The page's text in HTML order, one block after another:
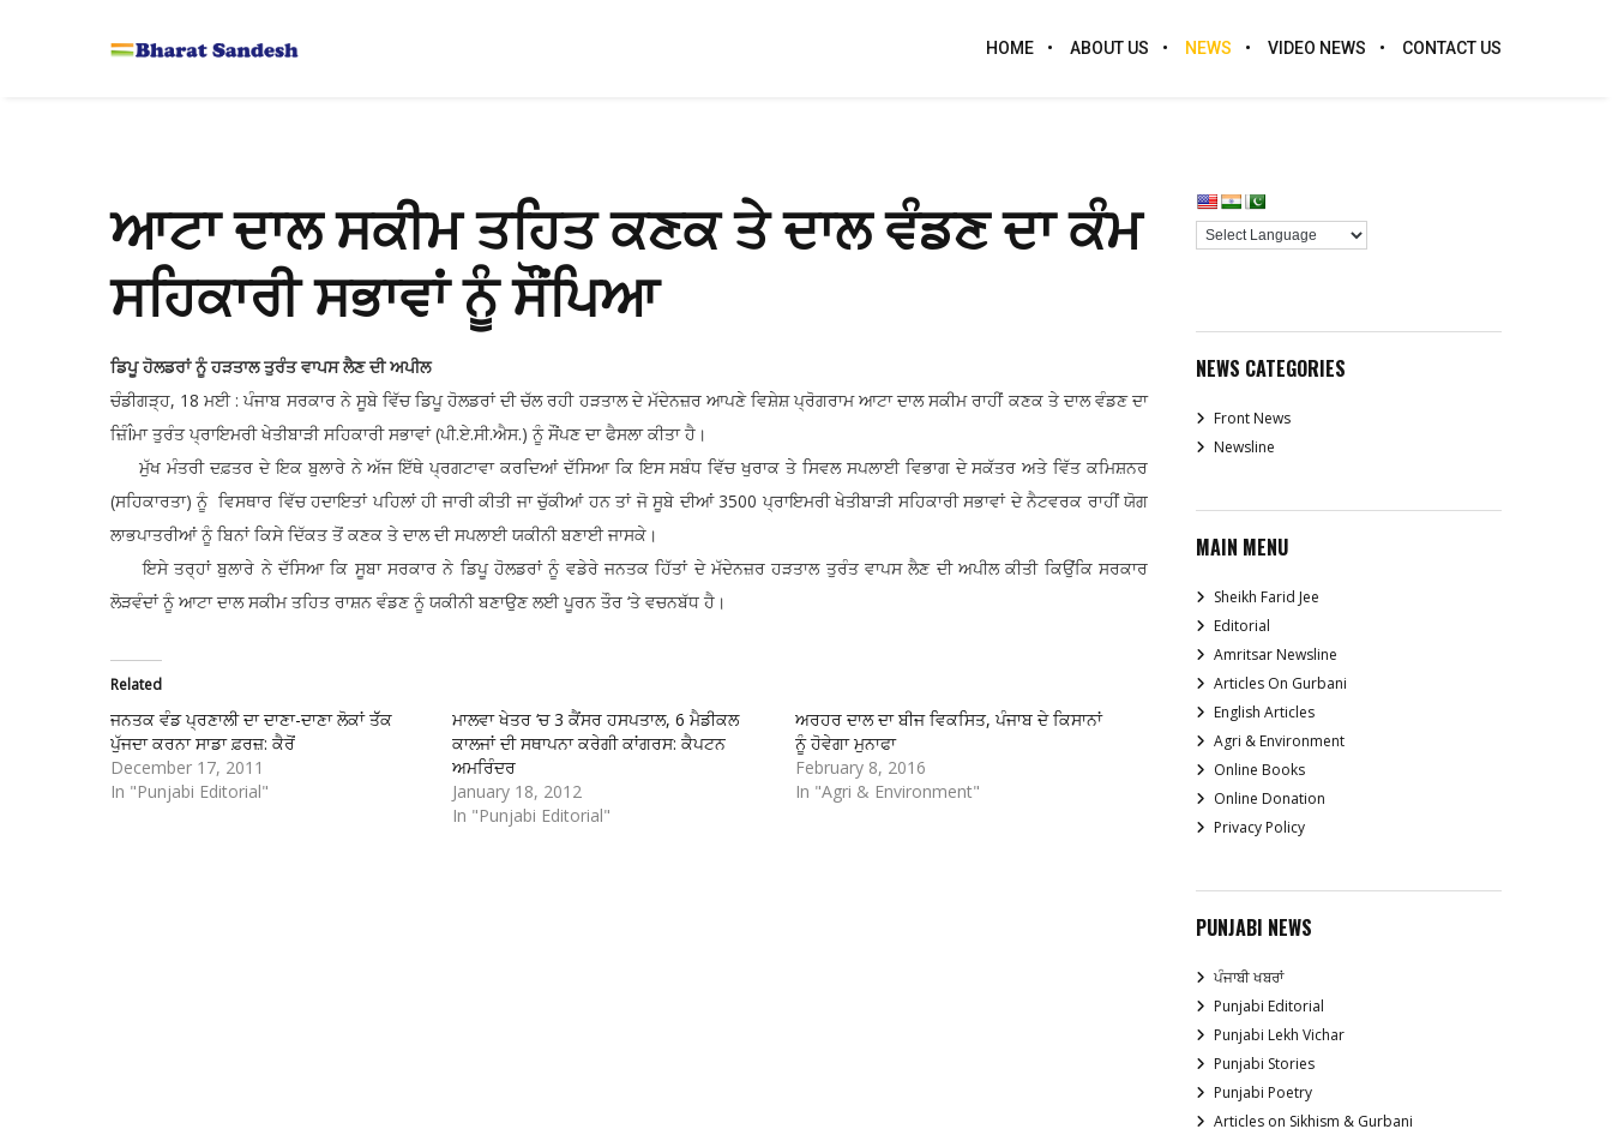
HOME ABOUT US NEWS VIDEO NEWS CONTACT US
ਆਟਾ ਦਾਲ ਸਕੀਮ ਤਹਿਤ ਕਣਕ ਤੇ ਦਾਲ ਵੰਡਣ ਦਾ ਕੰਮ
ਸਹਿਕਾਰੀ ਸਭਾਵਾਂ ਨੂੰ ਸੌਂਪਿਆ
ਡਿਪੂ ਹੋਲਡਰਾਂ ਨੂੰ ਹੜਤਾਲ ਤੁਰੰਤ ਵਾਪਸ ਲੈਣ ਦੀ ਅਪੀਲ
ਚੰਡੀਗੜ੍ਹ, 18 ਮਈ : ਪੰਜਾਬ ਸਰਕਾਰ ਨੇ ਸੂਬੇ ਵਿੱਚ ਡਿਪੂ ਹੋਲਡਰਾਂ ਦੀ ਚੱਲ ਰਹੀ ਹੜਤਾਲ ਦੇ ਮੱਦੇਨਜ਼ਰ ਆਪਣੇ ਵਿਸ਼ੇਸ਼ ਪ੍ਰੋਗਰਾਮ ਆਟਾ ਦਾਲ ਸਕੀਮ ਰਾਹੀਂ ਕਣਕ ਤੇ ਦਾਲ ਵੰਡਣ ਦਾ
ਜ਼ਿੰÎਮਾ ਤੁਰੰਤ ਪ੍ਰਾਇਮਰੀ ਖੇਤੀਬਾੜੀ ਸਹਿਕਾਰੀ ਸਭਾਵਾਂ (ਪੀ.ਏ.ਸੀ.ਐਸ.) ਨੂੰ ਸੌਂਪਣ ਦਾ ਫੈਸਲਾ ਕੀਤਾ ਹੈ।
ਮੁੱਖ ਮੰਤਰੀ ਦਫ਼ਤਰ ਦੇ ਇਕ ਬੁਲਾਰੇ ਨੇ ਅੱਜ ਇੱਥੇ ਪ੍ਰਗਟਾਵਾ ਕਰਦਿਆਂ ਦੱਸਿਆ ਕਿ ਇਸ ਸਬੰਧ ਵਿੱਚ ਖੁਰਾਕ ਤੇ ਸਿਵਲ ਸਪਲਾਈ ਵਿਭਾਗ ਦੇ ਸਕੱਤਰ ਅਤੇ ਵਿੱਤ ਕਮਿਸ਼ਨਰ
(ਸਹਿਕਾਰਤਾ) ਨੂੰ ਵਿਸਥਾਰ ਵਿੱਚ ਹਦਾਇਤਾਂ ਪਹਿਲਾਂ ਹੀ ਜਾਰੀ ਕੀਤੀ ਜਾ ਚੁੱਕੀਆਂ ਹਨ ਤਾਂ ਜੋ ਸੂਬੇ ਦੀਆਂ 3500 ਪ੍ਰਾਇਮਰੀ ਖੇਤੀਬਾੜੀ ਸਹਿਕਾਰੀ ਸਭਾਵਾਂ ਦੇ ਨੈਟਵਰਕ ਰਾਹੀਂ ਯੋਗ
ਲਾਭਪਾਤਰੀਆਂ ਨੂੰ ਬਿਨਾਂ ਕਿਸੇ ਦਿੱਕਤ ਤੋਂ ਕਣਕ ਤੇ ਦਾਲ ਦੀ ਸਪਲਾਈ ਯਕੀਨੀ ਬਣਾਈ ਜਾਸਕੇ।
ਇਸੇ ਤਰ੍ਹਾਂ ਬੁਲਾਰੇ ਨੇ ਦੱਸਿਆ ਕਿ ਸੂਬਾ ਸਰਕਾਰ ਨੇ ਡਿਪੂ ਹੋਲਡਰਾਂ ਨੂੰ ਵਡੇਰੇ ਜਨਤਕ ਹਿੱਤਾਂ ਦੇ ਮੱਦੇਨਜ਼ਰ ਹੜਤਾਲ ਤੁਰੰਤ ਵਾਪਸ ਲੈਣ ਦੀ ਅਪੀਲ ਕੀਤੀ ਕਿਉਂਕਿ ਸਰਕਾਰ
ਲੋੜਵੰਦਾਂ ਨੂੰ ਆਟਾ ਦਾਲ ਸਕੀਮ ਤਹਿਤ ਰਾਸ਼ਨ ਵੰਡਣ ਨੂੰ ਯਕੀਨੀ ਬਣਾਉਣ ਲਈ ਪੂਰਨ ਤੌਰ ‘ਤੇ ਵਚਨਬੱਧ ਹੈ।
Related
ਜਨਤਕ ਵੰਡ ਪ੍ਰਣਾਲੀ ਦਾ ਦਾਣਾ-ਦਾਣਾ ਲੋਕਾਂ ਤੱੱਕ
ਪੁੱਜਦਾ ਕਰਨਾ ਸਾਡਾ ਫ਼ਰਜ਼: ਕੈਰੋਂ
December 17, 2011
In "Punjabi Editorial"
ਮਾਲਵਾ ਖੇਤਰ ‘ਚ 3 ਕੈਂਸਰ ਹਸਪਤਾਲ, 6 ਮੈਡੀਕਲ
ਕਾਲਜਾਂ ਦੀ ਸਥਾਪਨਾ ਕਰੇਗੀ ਕਾਂਗਰਸ: ਕੈਪਟਨ
ਅਮਰਿੰਦਰ
January 18, 2012
In "Punjabi Editorial"
ਅਰਹਰ ਦਾਲ ਦਾ ਬੀਜ ਵਿਕਸਿਤ, ਪੰਜਾਬ ਦੇ ਕਿਸਾਨਾਂ
ਨੂੰ ਹੋਵੇਗਾ ਮੁਨਾਫਾ
February 8, 2016
In "Agri & Environment"
NEWS CATEGORIES
Front News
Newsline
MAIN MENU
Sheikh Farid Jee
Editorial
Amritsar Newsline
Articles On Gurbani
English Articles
Agri & Environment
Online Books
Online Donation
Privacy Policy
PUNJABI NEWS
ਪੰਜਾਬੀ ਖਬਰਾਂ
Punjabi Editorial
Punjabi Lekh Vichar
Punjabi Stories
Punjabi Poetry
Articles on Sikhism & Gurbani